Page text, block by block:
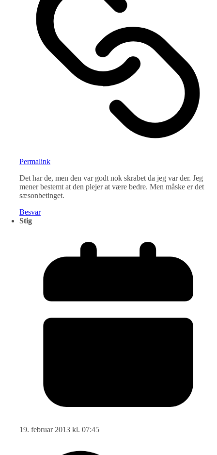
Permalink
Det har de, men den var godt nok skrabet da jeg var der. Jeg
mener bestemt at den plejer at være bedre. Men måske er det
sæsonbetinget.
Besvar
Stig
19. februar 2013 kl. 07:45